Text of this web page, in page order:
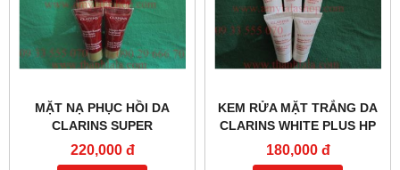
MẶT NẠ PHỤC HỒI DA
CLARINS SUPER
RESTORATIVE
REPLENISHING 5ML -
220,000 đ
KEM RỬA MẶT TRẮNG DA
CLARINS WHITE PLUS HP
PEARL-TO-CREAM 5ML-
0902966670 - 0933555070
180,000 đ